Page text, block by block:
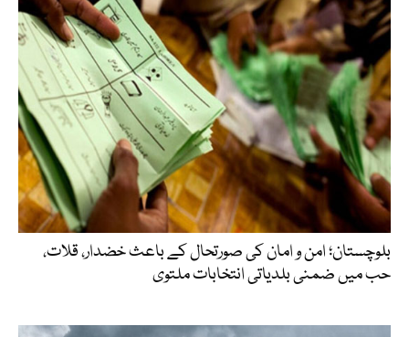
بلوچستان؛ امن و امان کی صورتحال کے باعث خضدار، قلات،
حب میں ضمنی بلدیاتی انتخابات ملتوی